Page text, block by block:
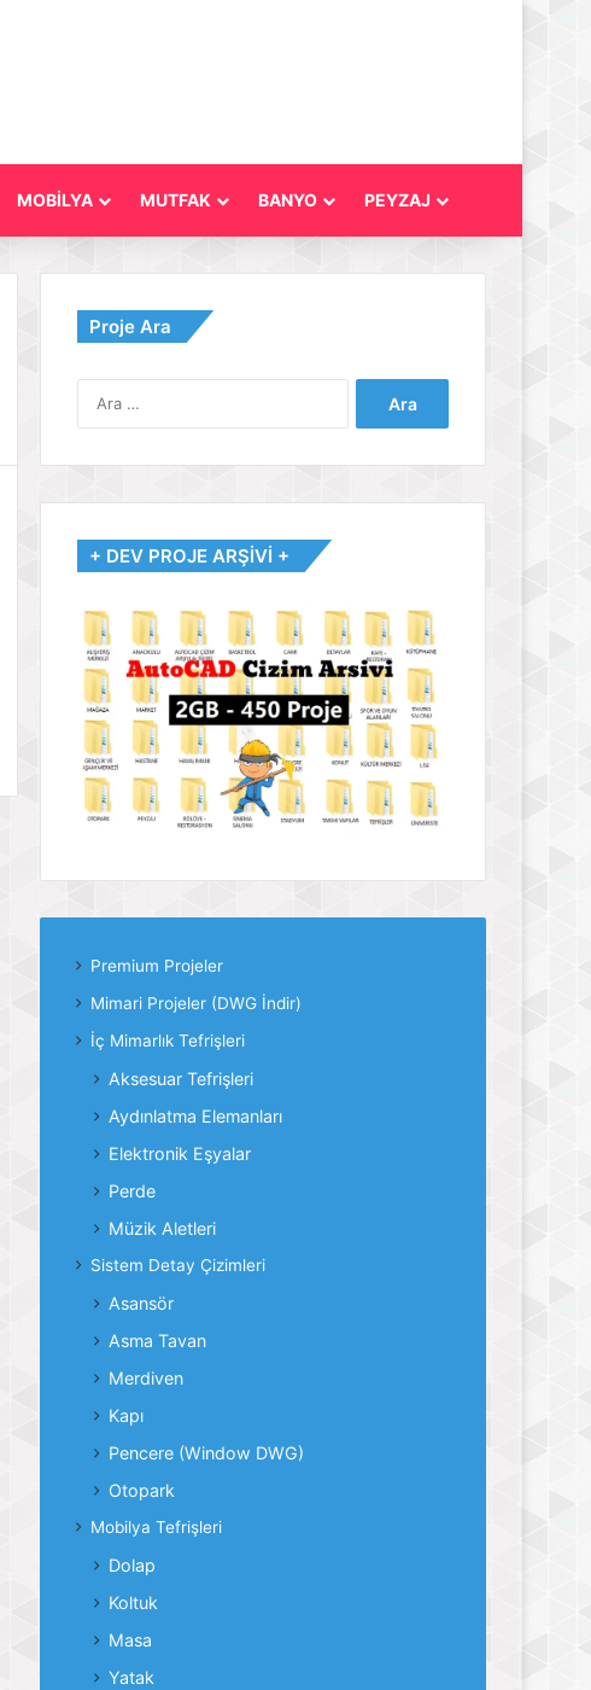
MOBİLYA MUTFAK BANYO PEYZAJ
Proje Ara
+ DEV PROJE ARŞİVİ +
Premium Projeler
Mimari Projeler (DWG İndir)
İç Mimarlık Tefrişleri
Aksesuar Tefrişleri
Aydınlatma Elemanları
Elektronik Eşyalar
Perde
Müzik Aletleri
Sistem Detay Çizimleri
Asansör
Asma Tavan
Merdiven
Kapı
Pencere (Window DWG)
Otopark
Mobilya Tefrişleri
Dolap
Koltuk
Masa
Yatak